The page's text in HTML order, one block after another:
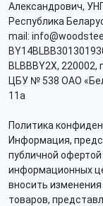
Александрович,
Республика
mail:
BLBBBY2X,
ЦБУ № 538 ОАО
11а
Политика
Информация,
публичной
информационных
вносить
товаров,